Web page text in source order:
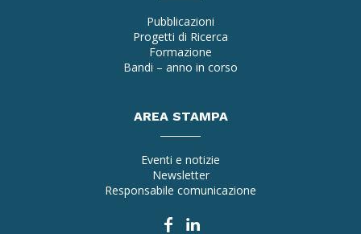
Pubblicazioni
Progetti di Ricerca
Formazione
Bandi – anno in corso
AREA STAMPA
Eventi e notizie
Newsletter
Responsabile comunicazione